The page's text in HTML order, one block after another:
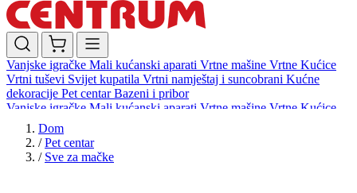
Vanjske igračke Mali kućanski aparati Vrtne mašine Vrtne Kućice
Vrtni tuševi Svijet kupatila Vrtni namještaj i suncobrani Kućne
dekoracije Pet centarBazeni i pribor
Vanjske igračke Mali kućanski aparati Vrtne mašine Vrtne Kućice
Vrtni tuševi
dekoracijePet centar
Dom
/ Pet centar
/ Sve za mačke